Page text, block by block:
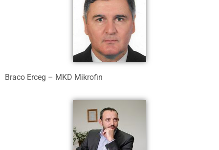
Braco Erceg – MKD Mikrofin